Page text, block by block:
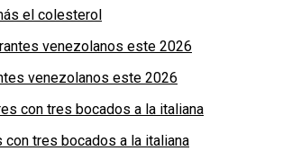
el colesterol
venezolanos este 2026
con tres bocados a la italiana